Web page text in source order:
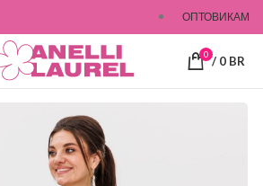
ОПТОВИКАМ
0 / 0 BR